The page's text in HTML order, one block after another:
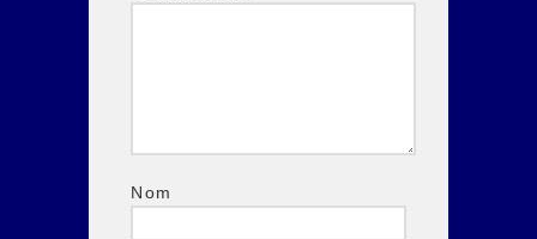
Nom